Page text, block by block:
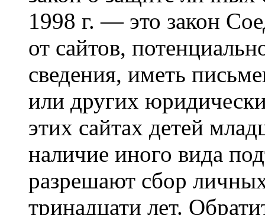
1998 г. — это закон
от сайтов,
сведения, иметь
или других
этих сайтах детей
наличие иного вида
разрешают сбор
тринадцати лет.